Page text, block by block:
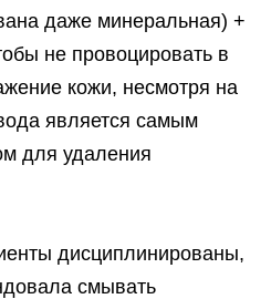
даже минеральная) +
не провоцировать в
кожи, несмотря на
является самым
для удаления
дисциплинированы,
смывать